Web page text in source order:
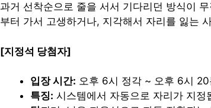
과거 선착순으로 줄을 서서 기다리던 방식이
부터 가서 고생하거나, 지각해서 자리를 잃는
[지정석 당첨자]
입장 시간: 오후 6시 정각 ~ 오후 6시 20
특징: 시스템에서 자동으로 자리가 지정